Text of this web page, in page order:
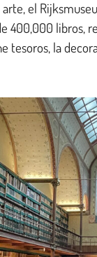
el
400,000 libros,
tesoros, la